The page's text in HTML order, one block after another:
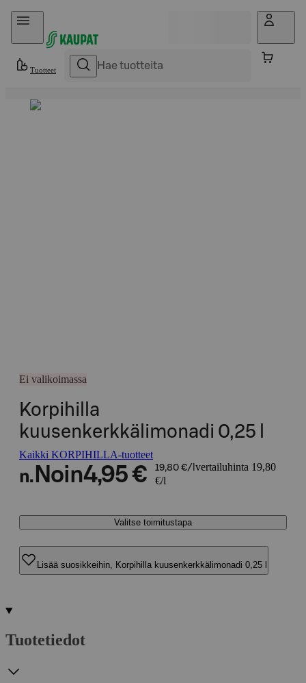
Hyppää sisältöön
Tuotteet
Ei valikoimassa
Korpihilla
kuusenkerkkälimonadi 0,25 l
Kaikki KORPIHILLA-tuotteet
n. Noin4,95 € 19,80 €/l vertailuhinta 19,80
€/l
Valitse toimitustapa
Lisää suosikkeihin, Korpihilla kuusenkerkkälimonadi 0,25 l
Tuotetiedot